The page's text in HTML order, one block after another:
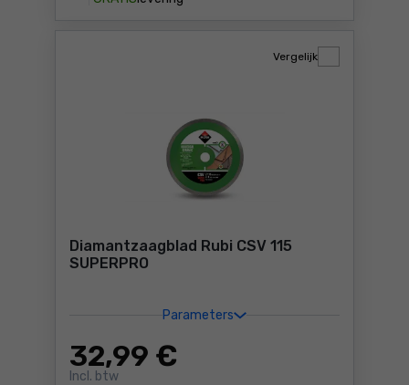
Diamantzaagblad Rubi CSV 115
SUPERPRO
Parameters
32,99 €
Incl. btw
Vergelijk